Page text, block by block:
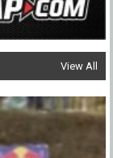
View All